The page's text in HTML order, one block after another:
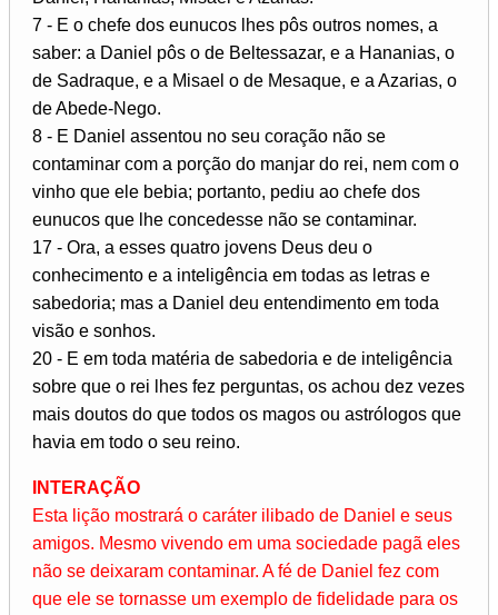
7 - E o chefe dos eunucos lhes pôs outros nomes, a
saber: a Daniel pôs o de Beltessazar, e a Hananias, o
de Sadraque, e a Misael o de Mesaque, e a Azarias, o
de Abede-Nego.
8 - E Daniel assentou no seu coração não se
contaminar com a porção do manjar do rei, nem com o
vinho que ele bebia; portanto, pediu ao chefe dos
eunucos que lhe concedesse não se contaminar.
17 - Ora, a esses quatro jovens Deus deu o
conhecimento e a inteligência em todas as letras e
sabedoria; mas a Daniel deu entendimento em toda
visão e sonhos.
20 - E em toda matéria de sabedoria e de inteligência
sobre que o rei lhes fez perguntas, os achou dez vezes
mais doutos do que todos os magos ou astrólogos que
havia em todo o seu reino.
INTERAÇÃO
Esta lição mostrará o caráter ilibado de Daniel e seus
amigos. Mesmo vivendo em uma sociedade pagã eles
não se deixaram contaminar. A fé de Daniel fez com
que ele se tornasse um exemplo de fidelidade para os